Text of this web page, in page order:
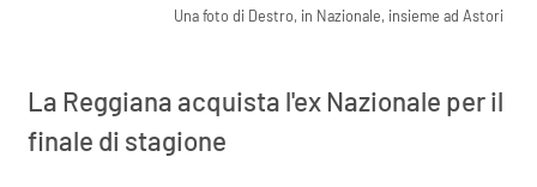
Una foto di Destro, in Nazionale, insieme ad Astori
La Reggiana acquista l'ex Nazionale per il
finale di stagione